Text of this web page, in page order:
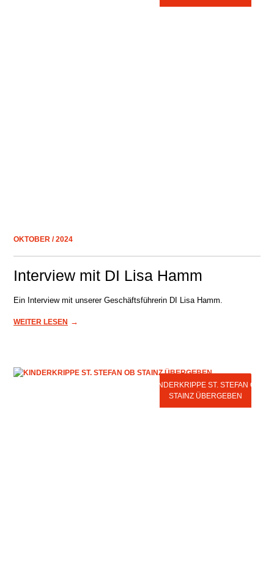
OKTOBER / 2024
Interview mit DI Lisa Hamm
Ein Interview mit unserer Geschäftsführerin DI Lisa Hamm.
WEITER LESEN →
KINDERKRIPPE ST. STEFAN OB
STAINZ ÜBERGEBEN